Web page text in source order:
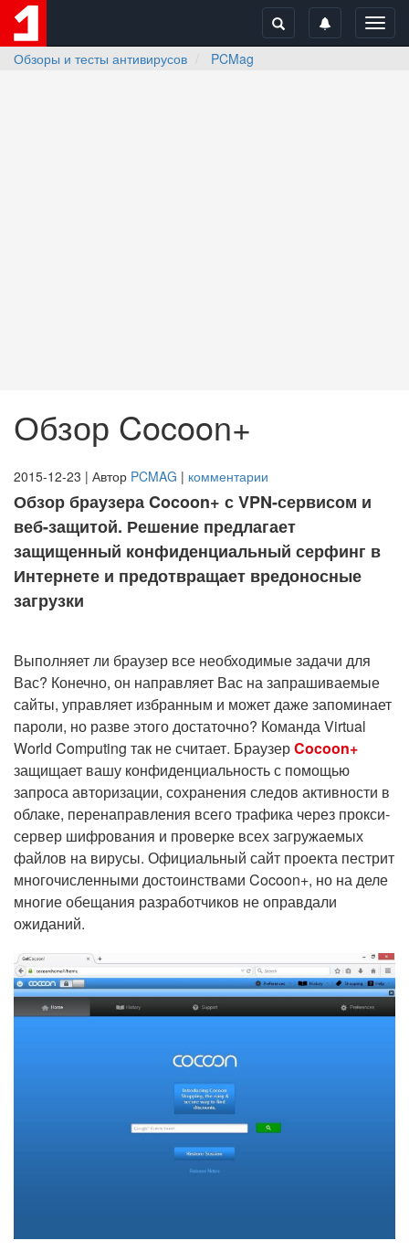
Обзоры и тесты антивирусов
PCMag
Обзор Cocoon+
2015-12-23 | Автор PCMAG | комментарии
Обзор браузера Cocoon+ с VPN-сервисом и
веб-защитой. Решение предлагает
защищенный конфиденциальный серфинг в
Интернете и предотвращает вредоносные
загрузки
Выполняет ли браузер все необходимые задачи для
Вас? Конечно, он направляет Вас на запрашиваемые
сайты, управляет избранным и может даже запоминает
пароли, но разве этого достаточно? Команда Virtual
World Computing так не считает. БраузерCocoon+
защищает вашу конфиденциальность с помощью
запроса авторизации, сохранения следов активности в
облаке, перенаправления всего трафика через прокси-
сервер шифрования и проверке всех загружаемых
файлов на вирусы. Официальный сайт проекта пестрит
многочисленными достоинствами Cocoon+, но на деле
многие обещания разработчиков не оправдали
ожиданий.